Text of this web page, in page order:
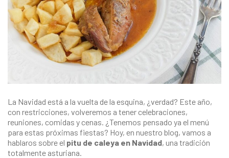
La Navidad está a la vuelta de la esquina, ¿verdad? Este año,
con restricciones, volveremos a tener celebraciones,
reuniones, comidas y cenas. ¿Tenemos pensado ya el menú
para estas próximas fiestas? Hoy, en nuestro blog, vamos a
hablaros sobre el pitu de caleya en Navidad, una tradición
totalmente asturiana.